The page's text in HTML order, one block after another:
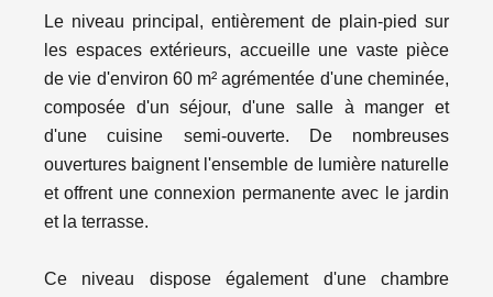
Le niveau principal, entièrement de plain-pied sur
les espaces extérieurs, accueille une vaste pièce
de vie d'environ 60 m² agrémentée d'une cheminée,
composée d'un séjour, d'une salle à manger et
d'une cuisine semi-ouverte. De nombreuses
ouvertures baignent l'ensemble de lumière naturelle
et offrent une connexion permanente avec le jardin
et la terrasse.
Ce niveau dispose également d'une chambre